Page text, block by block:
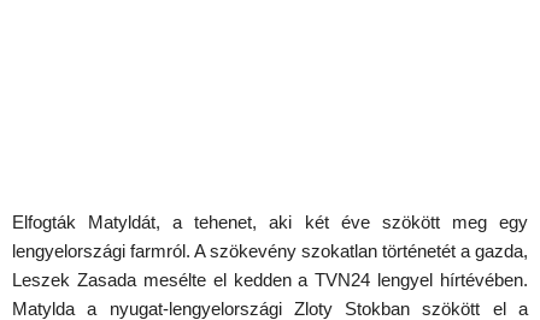
Elfogták Matyldát, a tehenet, aki két éve szökött meg egy
lengyelországi farmról. A szökevény szokatlan történetét a gazda,
Leszek Zasada mesélte el kedden a TVN24 lengyel hírtévében.
Matylda a nyugat-lengyelországi Zloty Stokban szökött el a